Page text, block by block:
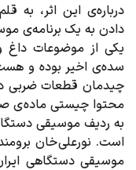
درباره‌ی این اثر، به
دادن به یک برنامه‌ی
یکی از موضوعات داغ
سده‌ی اخیر بوده و
چیدمان قطعات ضربی
محتوا چیستی ماده ی
به ردیف موسیقی
است. نورعلی خان
موسیقی دستگاهی